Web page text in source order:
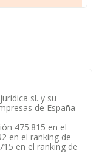
sl. y su
de España
475.815 en el
en el ranking de
en el ranking de